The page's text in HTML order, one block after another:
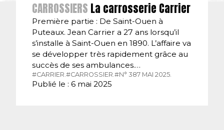
CARROSSIERS La carrosserie Carrier
Première partie : De Saint-Ouen à
Puteaux. Jean Carrier a 27 ans lorsqu’il
s’installe à Saint-Ouen en 1890. L’affaire va
se développer très rapidement grâce au
succès de ses ambulances.…
#CARRIER.#CARROSSIER.#N° 387 MAI 2025.
Publié le : 6 mai 2025